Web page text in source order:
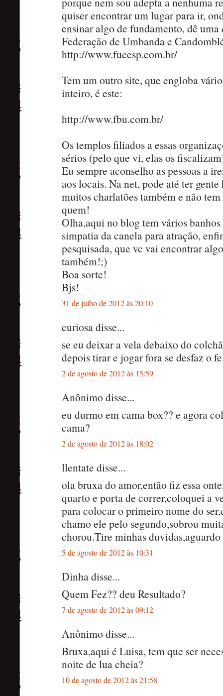
quiser encontrar um lugar para ir,
ensinar algo de fundamento, dê uma
Federação de Umbanda e
http://www.fucesp.com.br/
Tem um outro site, que engloba
inteiro, é este:
http://www.fbu.com.br/
Os templos filiados a essas
sérios (pelo que vi, elas os
Eu sempre aconselho as pessoas a
aos locais. Na net, pode até ter gente
muitos charlatões também e não
quem!
Olha,aqui no blog tem vários
simpatia da canela para atração,
pesquisada, que vc vai encontrar
também!;)
Boa sorte!
Bjs!
31 de julho de 2012 às 20:10
curiosa disse...
se eu deixar a vela debaixo do
depois tirar e jogar fora se desfaz o
2 de agosto de 2012 às 15:59
Anônimo disse...
eu durmo em cama box?? e agora
cama?
2 de agosto de 2012 às 18:02
llentate disse...
ola bruxa do amor,então fiz essa
quarto e porta de correr,coloquei a
para colocar o primeiro nome do
chamo ele pelo segundo,sobrou
chorou.Tire minhas
5 de agosto de 2012 às 10:31
Dinha disse...
Quem Fez?? deu Resultado?
7 de agosto de 2012 às 09:12
Anônimo disse...
Bruxa,aqui é Luisa, tem que ser
noite de lua cheia?
10 de agosto de 2012 às 21:58